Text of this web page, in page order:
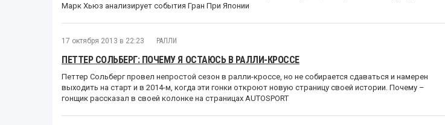
Марк Хьюз анализирует события Гран При Японии
17 октября 2013 в 22:23 РАЛЛИ
ПЕТТЕР СОЛЬБЕРГ: ПОЧЕМУ Я ОСТАЮСЬ В РАЛЛИ-КРОССЕ
Петтер Сольберг провел непростой сезон в ралли-кроссе, но не собирается сдаваться и намерен
выходить на старт и в 2014-м, когда эти гонки откроют новую страницу своей истории. Почему –
гонщик рассказал в своей колонке на страницах AUTOSPORT